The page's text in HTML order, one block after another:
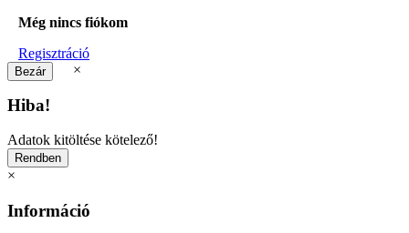
Még nincs fiókom
Regisztráció
×
Hiba!
Adatok kitöltése kötelező!
×
Információ